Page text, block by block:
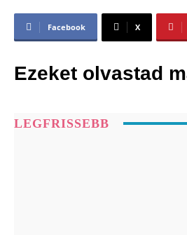
Facebook X
Ezeket olvastad
LEGFRISSEBB